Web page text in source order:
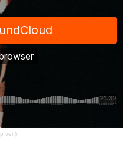
ver.)